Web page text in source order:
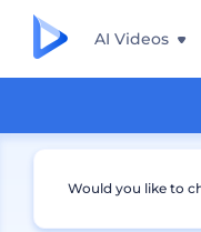
AI Videos
Would you like to